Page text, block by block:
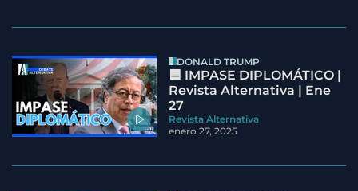
DONALD TRUMP
🟦 IMPASE DIPLOMÁTICO |
Revista Alternativa | Ene
27
Revista Alternativa
enero 27, 2025